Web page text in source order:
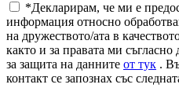
*Декларирам, че ми е
информация относно
на дружеството/ата в
както и за правата ми съгласно
за защита на данните от тук .
контакт се запознах със